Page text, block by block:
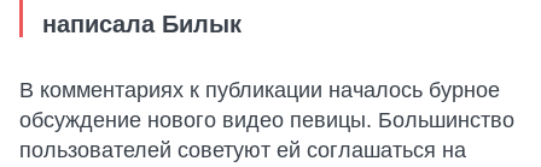
написала Билык
В комментариях к публикации началось бурное
обсуждение нового видео певицы. Большинство
пользователей советуют ей соглашаться на